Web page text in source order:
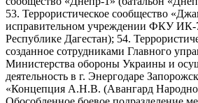
53. Террористическое сообщество
исправительном учреждении ФКУ
Республике Дагестан); 54.
созданное сотрудниками Главного
Министерства обороны Украины и
деятельность в г. Энергодаре
«Концепция А.Н.В. (Авангард